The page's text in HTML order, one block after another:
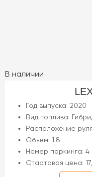
В наличии
Год выпуска: 2020
Вид топлива:
Расположение
Объем: 1.8
Номер паркинга: 4
Стартовая цена: